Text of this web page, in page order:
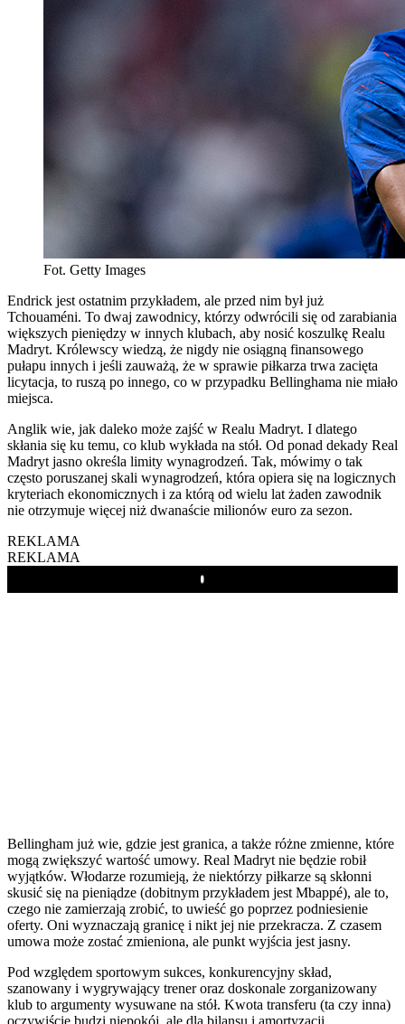
Fot. Getty Images
Endrick jest ostatnim przykładem, ale przed nim był już
Tchouaméni. To dwaj zawodnicy, którzy odwrócili się od zarabiania
większych pieniędzy w innych klubach, aby nosić koszulkę Realu
Madryt. Królewscy wiedzą, że nigdy nie osiągną finansowego
pułapu innych i jeśli zauważą, że w sprawie piłkarza trwa zacięta
licytacja, to ruszą po innego, co w przypadku Bellinghama nie miało
miejsca.
Anglik wie, jak daleko może zajść w Realu Madryt. I dlatego
skłania się ku temu, co klub wykłada na stół. Od ponad dekady Real
Madryt jasno określa limity wynagrodzeń. Tak, mówimy o tak
często poruszanej skali wynagrodzeń, która opiera się na logicznych
kryteriach ekonomicznych i za którą od wielu lat żaden zawodnik
nie otrzymuje więcej niż dwanaście milionów euro za sezon.
REKLAMA
REKLAMA
Play
Bellingham już wie, gdzie jest granica, a także różne zmienne, które
mogą zwiększyć wartość umowy. Real Madryt nie będzie robił
wyjątków. Włodarze rozumieją, że niektórzy piłkarze są skłonni
skusić się na pieniądze (dobitnym przykładem jest Mbappé), ale to,
czego nie zamierzają zrobić, to uwieść go poprzez podniesienie
oferty. Oni wyznaczają granicę i nikt jej nie przekracza. Z czasem
umowa może zostać zmieniona, ale punkt wyjścia jest jasny.
Pod względem sportowym sukces, konkurencyjny skład,
szanowany i wygrywający trener oraz doskonale zorganizowany
klub to argumenty wysuwane na stół. Kwota transferu (ta czy inna)
oczywiście budzi niepokój, ale dla bilansu i amortyzacji